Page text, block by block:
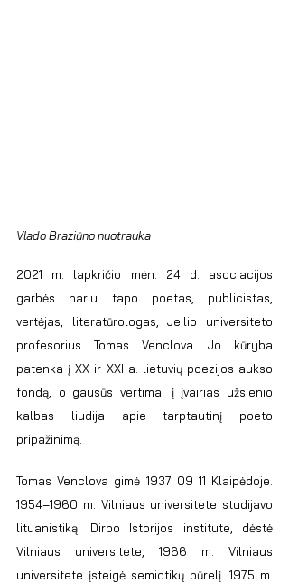
Vlado Braziūno nuotrauka
2021 m. lapkričio mėn. 24 d. asociacijos
garbės nariu tapo poetas, publicistas,
vertėjas, literatūrologas, Jeilio universiteto
profesorius Tomas Venclova. Jo kūryba
patenka į XX ir XXI a. lietuvių poezijos aukso
fondą, o gausūs vertimai į įvairias užsienio
kalbas liudija apie tarptautinį poeto
pripažinimą.
Tomas Venclova gimė 1937 09 11 Klaipėdoje.
1954–1960 m. Vilniaus universitete studijavo
lituanistiką. Dirbo Istorijos institute, dėstė
Vilniaus universitete, 1966 m. Vilniaus
universitete įsteigė semiotikų būrelį. 1975 m.